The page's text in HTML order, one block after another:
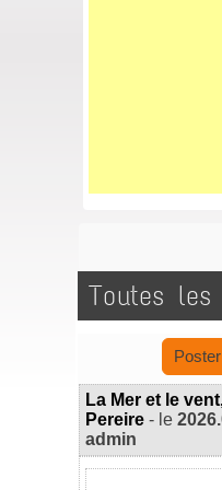
Toutes les
La Mer et le
Pereire - le
admin